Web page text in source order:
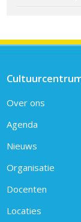
Over ons
Agenda
Nieuws
Organisatie
Docenten
Locaties